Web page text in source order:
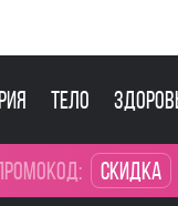
Тело
Скидка